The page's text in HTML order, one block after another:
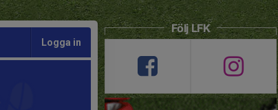
Logga in
Följ LFK